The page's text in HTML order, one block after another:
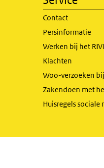
Contact
Persinformatie
Werken bij het
Klachten
Woo-verzoeken
Zakendoen met
Huisregels sociale